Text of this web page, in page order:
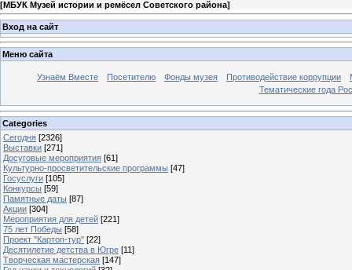
[МБУК Музей истории и ремёсел Советского района]
Вход на сайт
Меню сайта
Узнаём Вместе Посетителю Фонды музея Противодействие коррупции
Тематические года
Categories
Сегодня [2326]
Выставки [271]
Досуговые мероприятия [61]
Культурно-просветительские программы [47]
Госуслуги [105]
Конкурсы [59]
Памятные даты [87]
Акции [304]
Мероприятия для детей [221]
75 лет Победы [58]
Проект "Картоп-тур" [22]
Десятилетие детства в Югре [11]
Творческая мастерская [147]